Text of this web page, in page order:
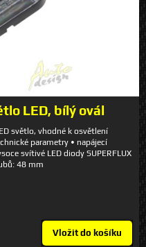
LED, bílý ovál
světlo, vhodné k osvětlení
parametry • napájecí
svítivé LED diody SUPERFLUX
48 mm
Vložit do košíku